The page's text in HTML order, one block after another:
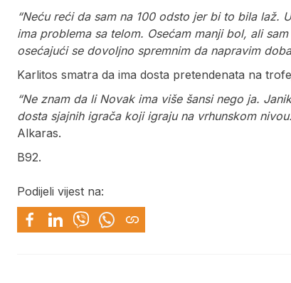
“Neću reći da sam na 100 odsto jer bi to bila
ima problema sa telom. Osećam manji bol, ali
osećajući se dovoljno spremnim da napravim
Karlitos smatra da ima dosta pretendenata na
“Ne znam da li Novak ima više šansi nego ja.
dosta sjajnih igrača koji igraju na vrhunskom
Alkaras.
B92.
Podijeli vijest na: